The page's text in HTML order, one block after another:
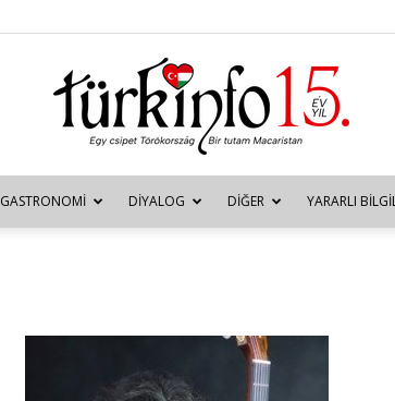
Türkinfo
GASTRONOMI DIYALOG DIĞER YARARLI